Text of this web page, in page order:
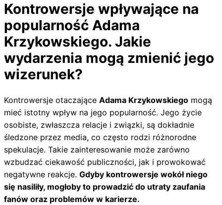
Kontrowersje wpływające na
popularność Adama
Krzykowskiego. Jakie
wydarzenia mogą zmienić jego
wizerunek?
Kontrowersje otaczające Adama Krzykowskiego mogą
mieć istotny wpływ na jego popularność. Jego życie
osobiste, zwłaszcza relacje i związki, są dokładnie
śledzone przez media, co często rodzi różnorodne
spekulacje. Takie zainteresowanie może zarówno
wzbudzać ciekawość publiczności, jak i prowokować
negatywne reakcje. Gdyby kontrowersje wokół niego
się nasiliły, mogłoby to prowadzić do utraty zaufania
fanów oraz problemów w karierze.